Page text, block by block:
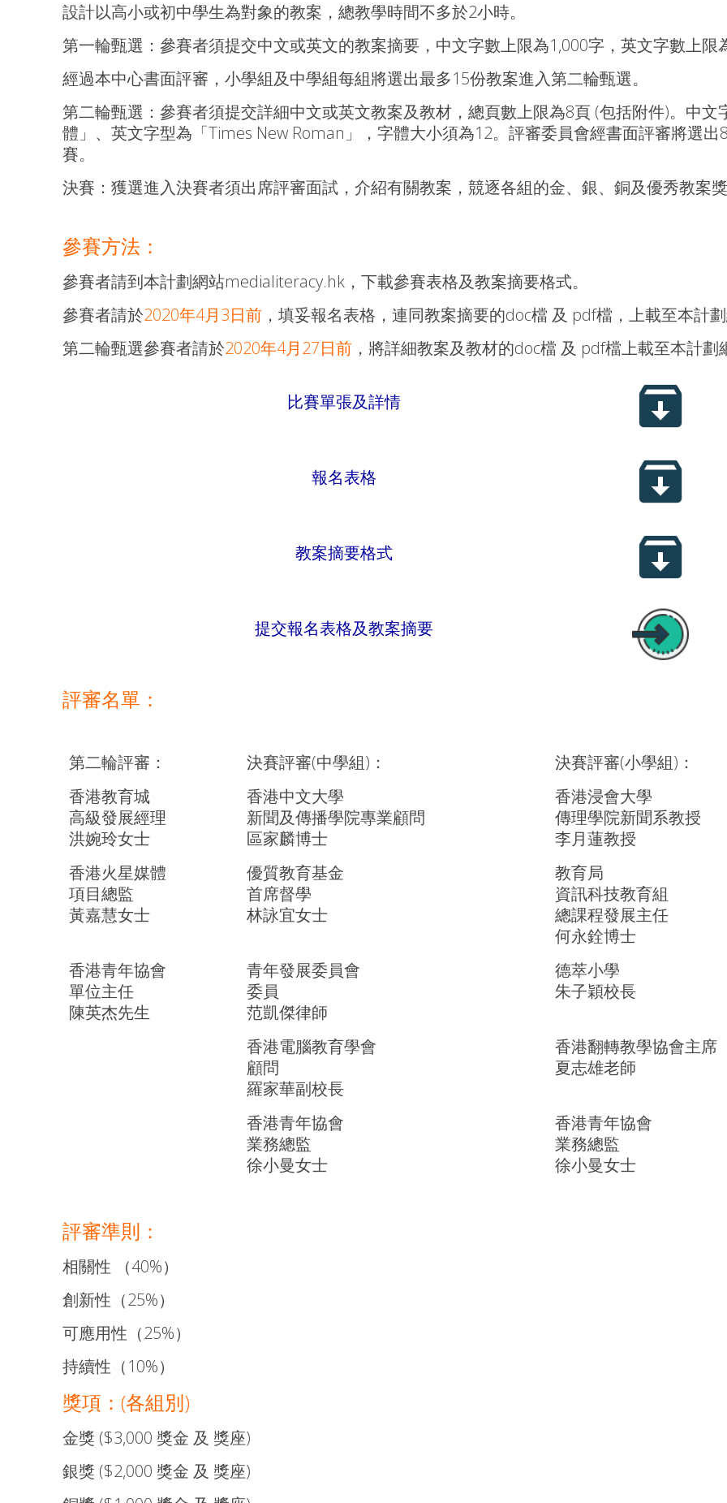
設計以高小或初中學生為對象的教案，總教學時間不多於2小時。
第一輪甄選：參賽者須提交中文或英文的教案摘要，中文字數上限為1,000字，英文字數上限
經過本中心書面評審，小學組及中學組每組將選出最多15份教案進入第二輪甄選。
第二輪甄選：參賽者須提交詳細中文或英文教案及教材，總頁數上限為8頁 (包括附件)。中文
體」、英文字型為「Times New Roman」，字體大小須為12。評審委員會經書面評審將選出
賽。
決賽：獲選進入決賽者須出席評審面試，介紹有關教案，競逐各組的金、銀、銅及優秀教案獎
參賽方法：
參賽者請到本計劃網站medialiteracy.hk，下載參賽表格及教案摘要格式。
參賽者請於2020年4月3日前 ，填妥報名表格，連同教案摘要的doc檔 及 pdf檔，上載至本計劃
第二輪甄選參賽者請於2020年4月27日前 ，將詳細教案及教材的doc檔 及 pdf檔上載至本計劃
比賽單張及詳情
報名表格
教案摘要格式
提交報名表格及教案摘要
評審名單：
第二輪評審： 決賽評審(中學組)：
決賽評審(小學組)：
香港教育城
高級發展經理
洪婉玲女士
香港中文大學
新聞及傳播學院專業顧問
區家麟博士
香港浸會大學
傳理學院新聞系教授
李月蓮教授
香港火星媒體
項目總監
黃嘉慧女士
優質教育基金
首席督學
林詠宜女士
教育局
資訊科技教育組
總課程發展主任
何永銓博士
香港青年協會
單位主任
陳英杰先生
青年發展委員會
委員
范凱傑律師
德萃小學
朱子穎校長
香港電腦教育學會
顧問
羅家華副校長
香港翻轉教學協會主席
夏志雄老師
香港青年協會
業務總監
徐小曼女士
香港青年協會
業務總監
徐小曼女士
評審準則：
相關性 （40%）
創新性（25%）
可應用性（25%）
持續性（10%）
獎項：(各組別)
金獎 ($3,000 獎金 及 獎座)
銀獎 ($2,000 獎金 及 獎座)